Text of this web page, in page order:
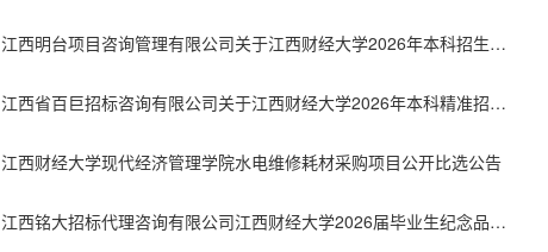
江西明台项目咨询管理有限公司关于江西财经大学2026年本科招生宣传全网优化项目（项目编号：JXMT20260514B-02）比选采购公告
江西省百巨招标咨询有限公司关于江西财经大学2026年本科精准招生宣传项目（项目编号：JXBJ26121326107）比选采购公告
江西财经大学现代经济管理学院水电维修耗材采购项目公开比选公告
江西铭大招标代理咨询有限公司江西财经大学2026届毕业生纪念品采购项目【项目编号：JXMD2026-Q029】比选公告